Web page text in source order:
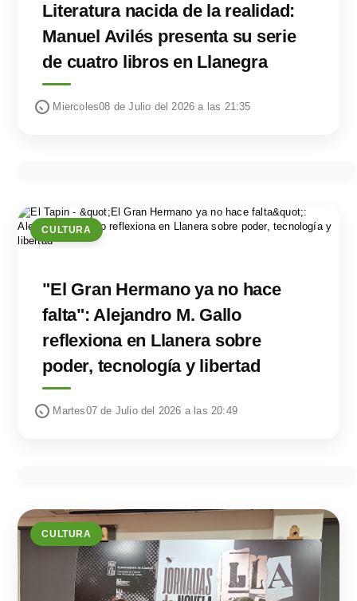
Literatura nacida de la realidad:
Manuel Avilés presenta su serie
de cuatro libros en Llanegra
Miercoles08 de Julio del 2026 a las 21:35
CULTURA
"El Gran Hermano ya no hace
falta": Alejandro M. Gallo
reflexiona en Llanera sobre
poder, tecnología y libertad
Martes07 de Julio del 2026 a las 20:49
CULTURA